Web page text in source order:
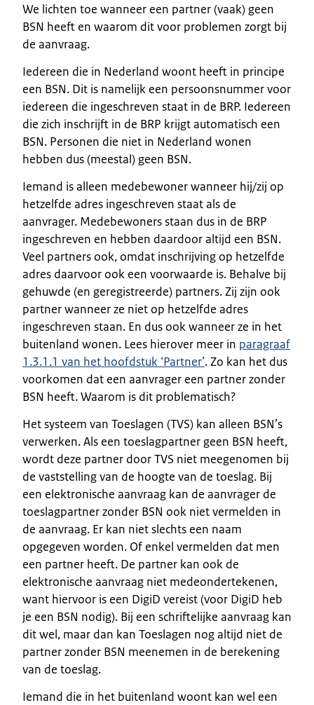
We lichten toe wanneer een partner (vaak) geen
BSN heeft en waarom dit voor problemen zorgt bij
de aanvraag.
Iedereen die in Nederland woont heeft in principe
een BSN. Dit is namelijk een persoonsnummer voor
iedereen die ingeschreven staat in de BRP. Iedereen
die zich inschrijft in de BRP krijgt automatisch een
BSN. Personen die niet in Nederland wonen
hebben dus (meestal) geen BSN.
Iemand is alleen medebewoner wanneer hij/zij op
hetzelfde adres ingeschreven staat als de
aanvrager. Medebewoners staan dus in de BRP
ingeschreven en hebben daardoor altijd een BSN.
Veel partners ook, omdat inschrijving op hetzelfde
adres daarvoor ook een voorwaarde is. Behalve bij
gehuwde (en geregistreerde) partners. Zij zijn ook
partner wanneer ze niet op hetzelfde adres
ingeschreven staan. En dus ook wanneer ze in het
buitenland wonen. Lees hierover meer in paragraaf
1.3.1.1 van het hoofdstuk ‘Partner’. Zo kan het dus
voorkomen dat een aanvrager een partner zonder
BSN heeft. Waarom is dit problematisch?
Het systeem van Toeslagen (TVS) kan alleen BSN’s
verwerken. Als een toeslagpartner geen BSN heeft,
wordt deze partner door TVS niet meegenomen bij
de vaststelling van de hoogte van de toeslag. Bij
een elektronische aanvraag kan de aanvrager de
toeslagpartner zonder BSN ook niet vermelden in
de aanvraag. Er kan niet slechts een naam
opgegeven worden. Of enkel vermelden dat men
een partner heeft. De partner kan ook de
elektronische aanvraag niet medeondertekenen,
want hiervoor is een DigiD vereist (voor DigiD heb
je een BSN nodig). Bij een schriftelijke aanvraag kan
dit wel, maar dan kan Toeslagen nog altijd niet de
partner zonder BSN meenemen in de berekening
van de toeslag.
Iemand die in het buitenland woont kan wel een